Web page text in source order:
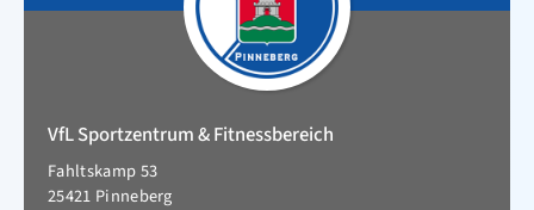
VfL Sportzentrum & Fitnessbereich
Fahltskamp 53
25421 Pinneberg